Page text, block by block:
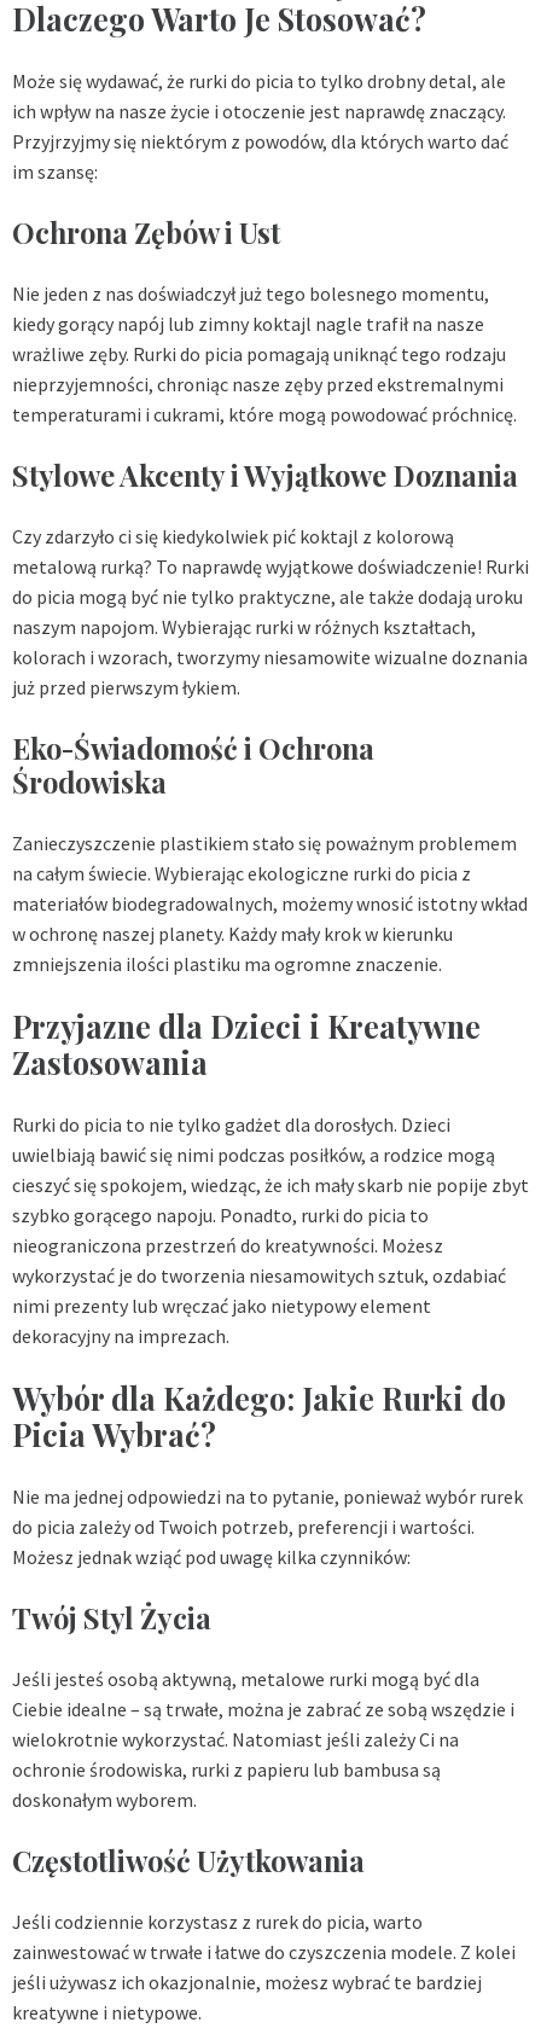
Dlaczego Warto Je Stosować?
Może się wydawać, że rurki do picia to tylko drobny detal, ale
ich wpływ na nasze życie i otoczenie jest naprawdę znaczący.
Przyjrzyjmy się niektórym z powodów, dla których warto dać
im szansę:
Ochrona Zębów i Ust
Nie jeden z nas doświadczył już tego bolesnego momentu,
kiedy gorący napój lub zimny koktajl nagle trafił na nasze
wrażliwe zęby. Rurki do picia pomagają uniknąć tego rodzaju
nieprzyjemności, chroniąc nasze zęby przed ekstremalnymi
temperaturami i cukrami, które mogą powodować próchnicę.
Stylowe Akcenty i Wyjątkowe Doznania
Czy zdarzyło ci się kiedykolwiek pić koktajl z kolorową
metalową rurką? To naprawdę wyjątkowe doświadczenie! Rurki
do picia mogą być nie tylko praktyczne, ale także dodają uroku
naszym napojom. Wybierając rurki w różnych kształtach,
kolorach i wzorach, tworzymy niesamowite wizualne doznania
już przed pierwszym łykiem.
Eko-Świadomość i Ochrona
Środowiska
Zanieczyszczenie plastikiem stało się poważnym problemem
na całym świecie. Wybierając ekologiczne rurki do picia z
materiałów biodegradowalnych, możemy wnosić istotny wkład
w ochronę naszej planety. Każdy mały krok w kierunku
zmniejszenia ilości plastiku ma ogromne znaczenie.
Przyjazne dla Dzieci i Kreatywne
Zastosowania
Rurki do picia to nie tylko gadżet dla dorosłych. Dzieci
uwielbiają bawić się nimi podczas posiłków, a rodzice mogą
cieszyć się spokojem, wiedząc, że ich mały skarb nie popije zbyt
szybko gorącego napoju. Ponadto, rurki do picia to
nieograniczona przestrzeń do kreatywności. Możesz
wykorzystać je do tworzenia niesamowitych sztuk, ozdabiać
nimi prezenty lub wręczać jako nietypowy element
dekoracyjny na imprezach.
Wybór dla Każdego: Jakie Rurki do
Picia Wybrać?
Nie ma jednej odpowiedzi na to pytanie, ponieważ wybór rurek
do picia zależy od Twoich potrzeb, preferencji i wartości.
Możesz jednak wziąć pod uwagę kilka czynników:
Twój Styl Życia
Jeśli jesteś osobą aktywną, metalowe rurki mogą być dla
Ciebie idealne – są trwałe, można je zabrać ze sobą wszędzie i
wielokrotnie wykorzystać. Natomiast jeśli zależy Ci na
ochronie środowiska, rurki z papieru lub bambusa są
doskonałym wyborem.
Częstotliwość Użytkowania
Jeśli codziennie korzystasz z rurek do picia, warto
zainwestować w trwałe i łatwe do czyszczenia modele. Z kolei
jeśli używasz ich okazjonalnie, możesz wybrać te bardziej
kreatywne i nietypowe.